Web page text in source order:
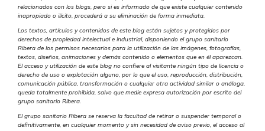
relacionados con los blogs, pero si es informado de que existe cualquier contenido
inapropiado o ilícito, procederá a su eliminación de forma inmediata.
Los textos, artículos y contenidos de este blog están sujetos y protegidos por
derechos de propiedad intelectual e industrial, disponiendo el grupo sanitario
Ribera de los permisos necesarios para la utilización de las imágenes, fotografías,
textos, diseños, animaciones y demás contenido o elementos que en él aparezcan.
El acceso y utilización de este blog no confiere al visitante ningún tipo de licencia o
derecho de uso o explotación alguno, por lo que el uso, reproducción, distribución,
comunicación pública, transformación o cualquier otra actividad similar o análoga,
queda totalmente prohibida, salvo que medie expresa autorización por escrito del
grupo sanitario Ribera.
El grupo sanitario Ribera se reserva la facultad de retirar o suspender temporal o
definitivamente, en cualquier momento y sin necesidad de aviso previo, el acceso al